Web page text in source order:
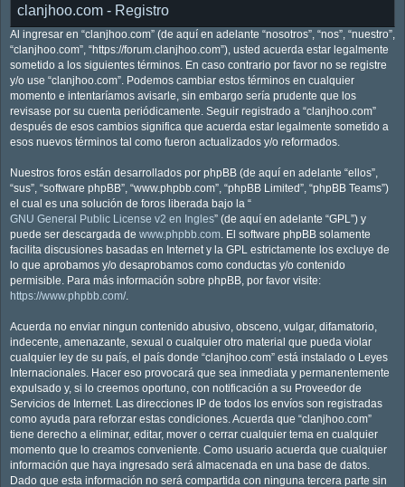
clanjhoo.com - Registro
Al ingresar en “clanjhoo.com” (de aquí en adelante “nosotros”, “nos”, “nuestro”,
“clanjhoo.com”, “https://forum.clanjhoo.com”), usted acuerda estar legalmente
sometido a los siguientes términos. En caso contrario por favor no se registre
y/o use “clanjhoo.com”. Podemos cambiar estos términos en cualquier
momento e intentaríamos avisarle, sin embargo sería prudente que los
revisase por su cuenta periódicamente. Seguir registrado a “clanjhoo.com”
después de esos cambios significa que acuerda estar legalmente sometido a
esos nuevos términos tal como fueron actualizados y/o reformados.
Nuestros foros están desarrollados por phpBB (de aquí en adelante “ellos”,
“sus”, “software phpBB”, “www.phpbb.com”, “phpBB Limited”, “phpBB Teams”)
el cual es una solución de foros liberada bajo la “
GNU General Public License v2 en Ingles” (de aquí en adelante “GPL”) y
puede ser descargada de www.phpbb.com. El software phpBB solamente
facilita discusiones basadas en Internet y la GPL estrictamente los excluye de
lo que aprobamos y/o desaprobamos como conductas y/o contenido
permisible. Para más información sobre phpBB, por favor visite:
https://www.phpbb.com/.
Acuerda no enviar ningun contenido abusivo, obsceno, vulgar, difamatorio,
indecente, amenazante, sexual o cualquier otro material que pueda violar
cualquier ley de su país, el país donde “clanjhoo.com” está instalado o Leyes
Internacionales. Hacer eso provocará que sea inmediata y permanentemente
expulsado y, si lo creemos oportuno, con notificación a su Proveedor de
Servicios de Internet. Las direcciones IP de todos los envíos son registradas
como ayuda para reforzar estas condiciones. Acuerda que “clanjhoo.com”
tiene derecho a eliminar, editar, mover o cerrar cualquier tema en cualquier
momento que lo creamos conveniente. Como usuario acuerda que cualquier
información que haya ingresado será almacenada en una base de datos.
Dado que esta información no será compartida con ninguna tercera parte sin